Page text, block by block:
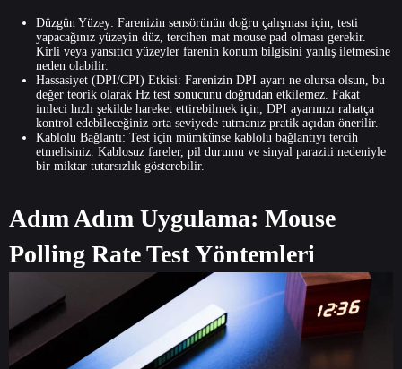
Düzgün Yüzey: Farenizin sensörünün doğru çalışması için, testi
yapacağınız yüzeyin düz, tercihen mat mouse pad olması gerekir.
Kirli veya yansıtıcı yüzeyler farenin konum bilgisini yanlış iletmesine
neden olabilir.
Hassasiyet (DPI/CPI) Etkisi: Farenizin DPI ayarı ne olursa olsun, bu
değer teorik olarak Hz test sonucunu doğrudan etkilemez. Fakat
imleci hızlı şekilde hareket ettirebilmek için, DPI ayarınızı rahatça
kontrol edebileceğiniz orta seviyede tutmanız pratik açıdan önerilir.
Kablolu Bağlantı: Test için mümkünse kablolu bağlantıyı tercih
etmelisiniz. Kablosuz fareler, pil durumu ve sinyal paraziti nedeniyle
bir miktar tutarsızlık gösterebilir.
Adım Adım Uygulama: Mouse
Polling Rate Test Yöntemleri